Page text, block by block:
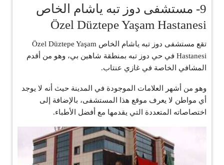
9- مستشفى دوز تبه ياشام الخاص
Özel Düztepe Yaşam Hastanesi
تقع مستشفى دوز تبه ياشام الخاص Özel Düztepe Yaşam
Hastanesi في حي دوز تبه بمنطقة شاهين بي، وهو من أقدم
المشافي الخاصة في غازي عنتاب.
وهو من أشهر العلامات الموجودة في المدينة حيث أنه لا يوجد
أي مواطن لا يعرف موقع هذا المستشفى، بالإضافة إلى
اختصاصاته المتعددة التي يقدمها مع أفضل الأطباء.